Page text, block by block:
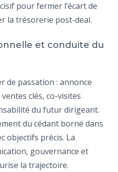
pour fermer l’écart de
la trésorerie post-deal.
et conduite du
de passation : annonce
clés, co-visites
du futur dirigeant.
du cédant borné dans
objectifs précis. La
gouvernance et
la trajectoire.